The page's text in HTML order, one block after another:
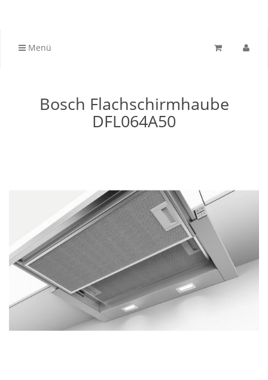
Menü
Bosch Flachschirmhaube
DFL064A50